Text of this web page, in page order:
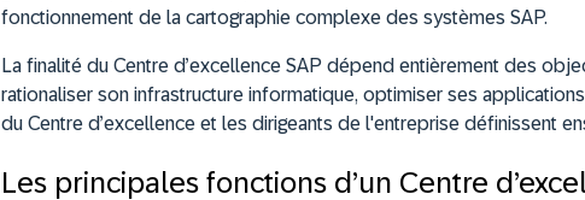
fonctionnement de la cartographie complexe des systèmes SAP.
La finalité du Centre d’excellence SAP dépend entièrement des
rationaliser son infrastructure informatique, optimiser ses
du Centre d’excellence et les dirigeants de l'entreprise définissent
Les principales fonctions d’un Centre